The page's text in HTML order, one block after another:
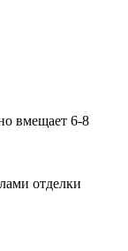
вмещает 6-8
отделки